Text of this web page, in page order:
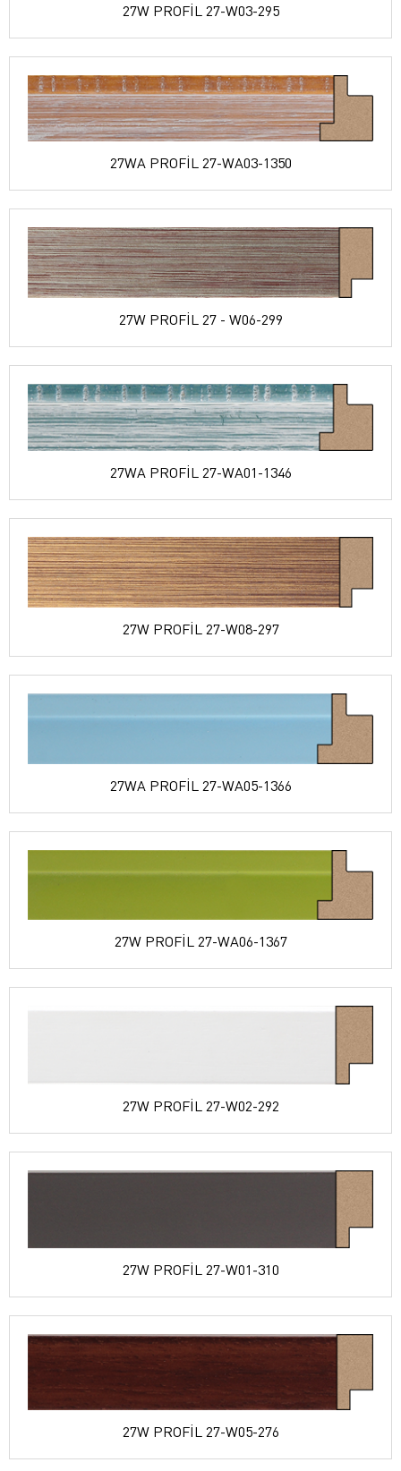
27W PROFİL 27-W03-295
27WA PROFİL 27-WA03-1350
27W PROFİL 27 - W06-299
27WA PROFİL 27-WA01-1346
27W PROFİL 27-W08-297
27WA PROFİL 27-WA05-1366
27W PROFİL 27-WA06-1367
27W PROFİL 27-W02-292
27W PROFİL 27-W01-310
27W PROFİL 27-W05-276